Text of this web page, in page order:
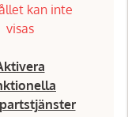
kan inte
visas